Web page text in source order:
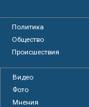
Политика
Общество
Происшествия
Видео
Фото
Мнения